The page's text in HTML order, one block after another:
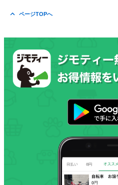
ページTOPへ